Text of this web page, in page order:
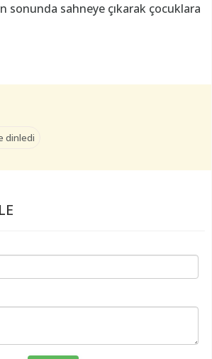
sonunda sahneye çıkarak çocuklara
dinledi